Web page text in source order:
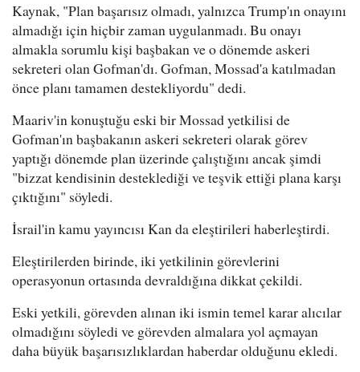
Kaynak, "Plan başarısız olmadı, yalnızca Trump'ın onayını
almadığı için hiçbir zaman uygulanmadı. Bu onayı
almakla sorumlu kişi başbakan ve o dönemde askeri
sekreteri olan Gofman'dı. Gofman, Mossad'a katılmadan
önce planı tamamen destekliyordu" dedi.
Maariv'in konuştuğu eski bir Mossad yetkilisi de
Gofman'ın başbakanın askeri sekreteri olarak görev
yaptığı dönemde plan üzerinde çalıştığını ancak şimdi
"bizzat kendisinin desteklediği ve teşvik ettiği plana karşı
çıktığını" söyledi.
İsrail'in kamu yayıncısı Kan da eleştirileri haberleştirdi.
Eleştirilerden birinde, iki yetkilinin görevlerini
operasyonun ortasında devraldığına dikkat çekildi.
Eski yetkili, görevden alınan iki ismin temel karar alıcılar
olmadığını söyledi ve görevden almalara yol açmayan
daha büyük başarısızlıklardan haberdar olduğunu ekledi.